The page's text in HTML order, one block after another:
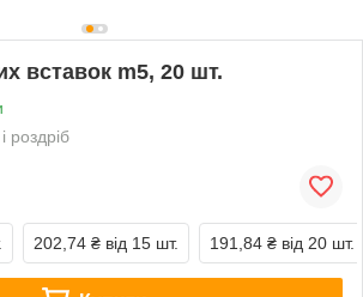
вставок m5, 20 шт.
роздріб
202,74 ₴ від 15 шт. 191,84 ₴ від 20 шт.